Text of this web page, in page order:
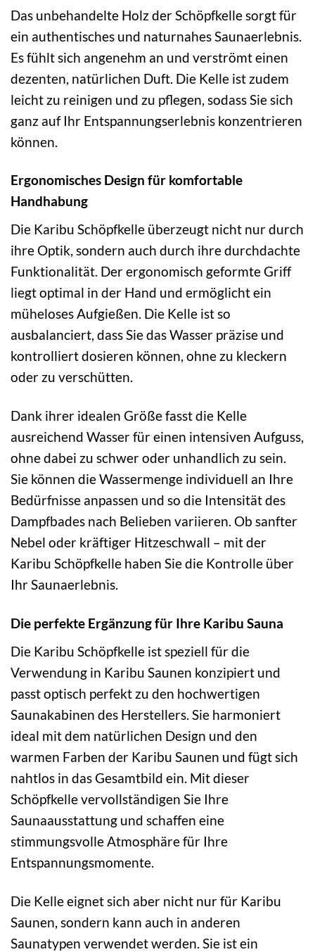
Das unbehandelte Holz der Schöpfkelle sorgt für
ein authentisches und naturnahes Saunaerlebnis.
Es fühlt sich angenehm an und verströmt einen
dezenten, natürlichen Duft. Die Kelle ist zudem
leicht zu reinigen und zu pflegen, sodass Sie sich
ganz auf Ihr Entspannungserlebnis konzentrieren
können.
Ergonomisches Design für komfortable
Handhabung
Die Karibu Schöpfkelle überzeugt nicht nur durch
ihre Optik, sondern auch durch ihre durchdachte
Funktionalität. Der ergonomisch geformte Griff
liegt optimal in der Hand und ermöglicht ein
müheloses Aufgießen. Die Kelle ist so
ausbalanciert, dass Sie das Wasser präzise und
kontrolliert dosieren können, ohne zu kleckern
oder zu verschütten.
Dank ihrer idealen Größe fasst die Kelle
ausreichend Wasser für einen intensiven Aufguss,
ohne dabei zu schwer oder unhandlich zu sein.
Sie können die Wassermenge individuell an Ihre
Bedürfnisse anpassen und so die Intensität des
Dampfbades nach Belieben variieren. Ob sanfter
Nebel oder kräftiger Hitzeschwall – mit der
Karibu Schöpfkelle haben Sie die Kontrolle über
Ihr Saunaerlebnis.
Die perfekte Ergänzung für Ihre Karibu Sauna
Die Karibu Schöpfkelle ist speziell für die
Verwendung in Karibu Saunen konzipiert und
passt optisch perfekt zu den hochwertigen
Saunakabinen des Herstellers. Sie harmoniert
ideal mit dem natürlichen Design und den
warmen Farben der Karibu Saunen und fügt sich
nahtlos in das Gesamtbild ein. Mit dieser
Schöpfkelle vervollständigen Sie Ihre
Saunaausstattung und schaffen eine
stimmungsvolle Atmosphäre für Ihre
Entspannungsmomente.
Die Kelle eignet sich aber nicht nur für Karibu
Saunen, sondern kann auch in anderen
Saunatypen verwendet werden. Sie ist ein